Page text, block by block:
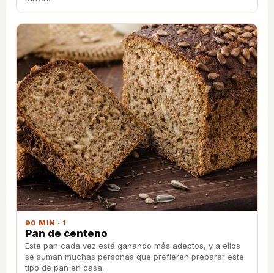
90 MIN · 1
Pan de centeno
Este pan cada vez está ganando más adeptos, y a ellos
se suman muchas personas que prefieren preparar este
tipo de pan en casa.